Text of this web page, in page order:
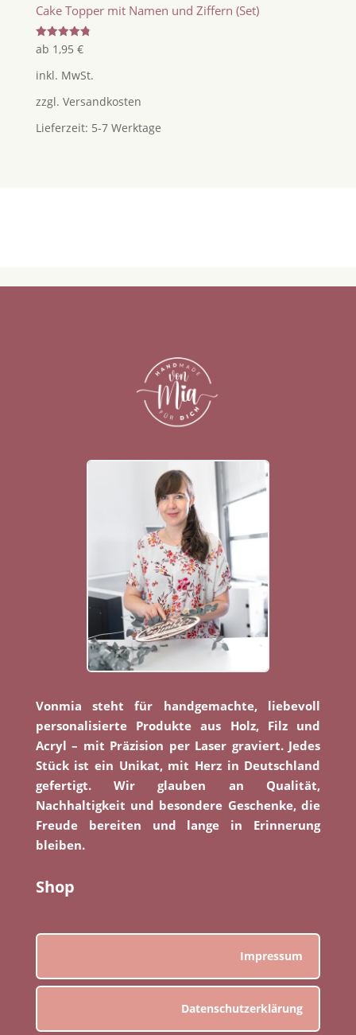
Cake Topper mit Namen und Ziffern (Set)
Bewertet
mit
von 5
ab 1,95 €
inkl. MwSt.
zzgl. Versandkosten
Lieferzeit: 5-7 Werktage
Vonmia steht für handgemachte, liebevoll
personalisierte Produkte aus Holz, Filz und
Acryl – mit Präzision per Laser graviert. Jedes
Stück ist ein Unikat, mit Herz in Deutschland
gefertigt. Wir glauben an Qualität,
Nachhaltigkeit und besondere Geschenke, die
Freude bereiten und lange in Erinnerung
bleiben.
Shop
Impressum
Datenschutzerklärung